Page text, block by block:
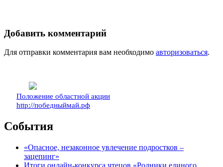
Добавить комментарий
Для отправки комментария вам необходимо авторизоваться.
Положение областной акции
http://победныймай.рф
События
«Опасное, незаконное увлечение подростков –
зацепинг»
Итоги онлайн-конкурса чтецов «Родники единого